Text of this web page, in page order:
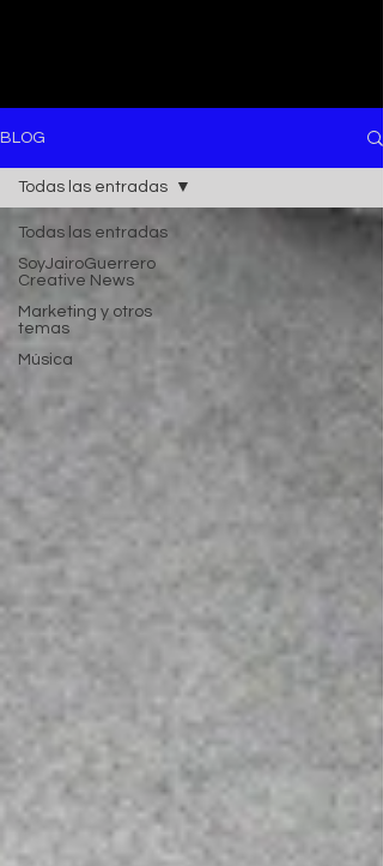
BLOG
Todas las entradas
SoyJairoGuerrero
Creative News
Marketing y otros
temas
Música
Todas las entradas